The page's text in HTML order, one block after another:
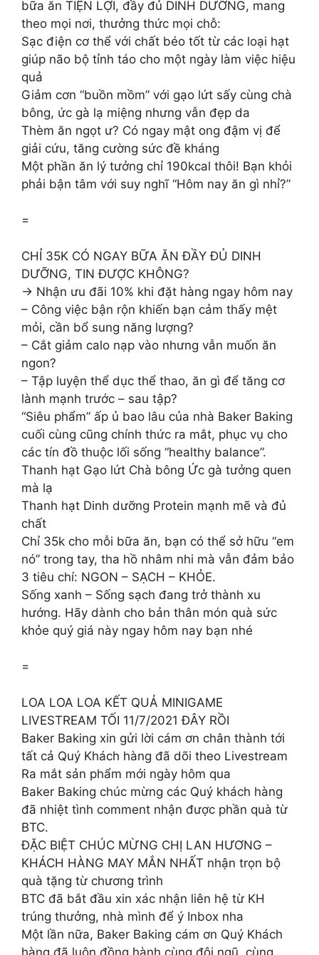
bữa ăn TIỆN LỢI, đầy đủ DINH DƯỠNG, mang
theo mọi nơi, thưởng thức mọi chỗ:
Sạc điện cơ thể với chất béo tốt từ các loại hạt
giúp não bộ tỉnh táo cho một ngày làm việc hiệu
quả
Giảm cơn “buồn mồm” với gạo lứt sấy cùng chà
bông, ức gà lạ miệng nhưng vẫn đẹp da
Thèm ăn ngọt ư? Có ngay mật ong đậm vị để
giải cứu, tăng cường sức đề kháng
Một phần ăn lý tưởng chỉ 190kcal thôi! Bạn khỏi
phải bận tâm với suy nghĩ “Hôm nay ăn gì nhỉ?”
=
CHỈ 35K CÓ NGAY BỮA ĂN ĐẦY ĐỦ DINH
DƯỠNG, TIN ĐƯỢC KHÔNG?
→ Nhận ưu đãi 10% khi đặt hàng ngay hôm nay
– Công việc bận rộn khiến bạn cảm thấy mệt
mỏi, cần bổ sung năng lượng?
– Cắt giảm calo nạp vào nhưng vẫn muốn ăn
ngon?
– Tập luyện thể dục thể thao, ăn gì để tăng cơ
lành mạnh trước – sau tập?
“Siêu phẩm” ấp ủ bao lâu của nhà Baker Baking
cuối cùng cũng chính thức ra mắt, phục vụ cho
các tín đồ thuộc lối sống “healthy balance”.
Thanh hạt Gạo lứt Chà bông Ức gà tưởng quen
mà lạ
Thanh hạt Dinh dưỡng Protein mạnh mẽ và đủ
chất
Chỉ 35k cho mỗi bữa ăn, bạn có thể sở hữu “em
nó” trong tay, tha hồ nhâm nhi mà vẫn đảm bảo
3 tiêu chí: NGON – SẠCH – KHỎE.
Sống xanh – Sống sạch đang trở thành xu
hướng. Hãy dành cho bản thân món quà sức
khỏe quý giá này ngay hôm nay bạn nhé
=
LOA LOA LOA KẾT QUẢ MINIGAME
LIVESTREAM TỐI 11/7/2021 ĐÂY RỒI
Baker Baking xin gửi lời cám ơn chân thành tới
tất cả Quý Khách hàng đã dõi theo Livestream
Ra mắt sản phẩm mới ngày hôm qua
Baker Baking chúc mừng các Quý khách hàng
đã nhiệt tình comment nhận được phần quà từ
BTC.
ĐẶC BIỆT CHÚC MỪNG CHỊ LAN HƯƠNG –
KHÁCH HÀNG MAY MẮN NHẤT nhận trọn bộ
quà tặng từ chương trình
BTC đã bắt đầu xin xác nhận liên hệ từ KH
trúng thưởng, nhà mình để ý Inbox nha
Một lần nữa, Baker Baking cám ơn Quý Khách
hàng đã luôn đồng hành cùng đội ngũ, cùng